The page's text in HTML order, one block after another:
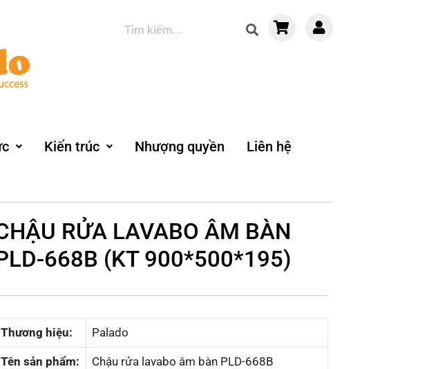
Kiến trúc Nhượng quyền Liên hệ
RỬA LAVABO ÂM BÀN
668B (KT 900*500*195)
Thương hiệu: Palado
Tên sản phẩm: Chậu rửa lavabo âm bàn PLD-668B